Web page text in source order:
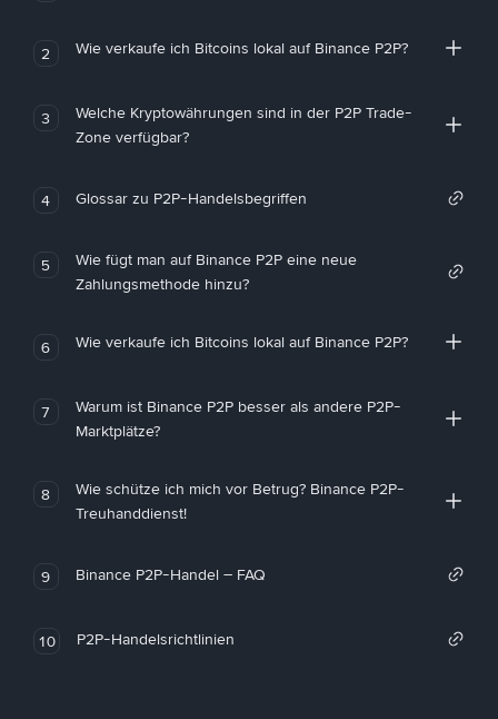
2 Wie verkaufe ich Bitcoins lokal auf Binance P2P?
3
Welche Kryptowährungen sind in der P2P Trade-
Zone verfügbar?
4 Glossar zu P2P-Handelsbegriffen
5
Wie fügt man auf Binance P2P eine neue
Zahlungsmethode hinzu?
6 Wie verkaufe ich Bitcoins lokal auf Binance P2P?
7
Warum ist Binance P2P besser als andere P2P-
Marktplätze?
8
Wie schütze ich mich vor Betrug? Binance P2P-
Treuhanddienst!
9 Binance P2P-Handel – FAQ
10 P2P-Handelsrichtlinien